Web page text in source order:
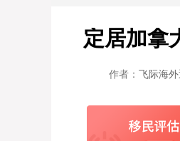
定居加拿
作者： 飞际海外